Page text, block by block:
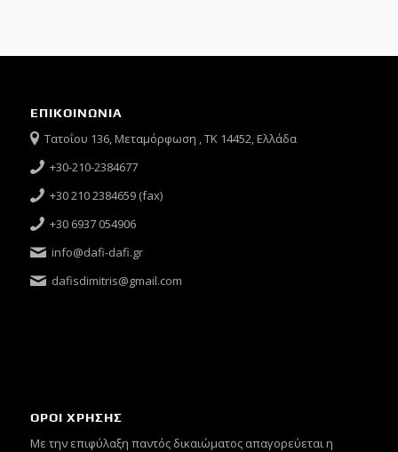
ΕΠΙΚΟΙΝΩΝΙΑ
Τατοΐου 136, Μεταμόρφωση , ΤΚ 14452, Ελλάδα
+30-210-2384677
+30 210 2384659 (fax)
+30 6937 054906
info@dafi-dafi.gr
dafisdimitris@gmail.com
ΟΡΟΙ ΧΡΗΣΗΣ
Mε την επιφύλαξη παντός δικαιώματος απαγορεύεται η